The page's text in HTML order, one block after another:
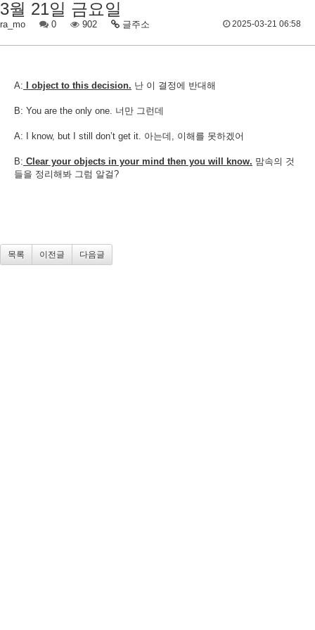
3월 21일 금요일
ra_mo 0 902 글주소 2025-03-21 06:58
A: I object to this decision. 난 이 결정에 반대해
B: You are the only one. 너만 그런데
A: I know, but I still don’t get it. 아는데, 이해를 못하겠어
B: Clear your objects in your mind then you will know. 맘속의 것
들을 정리해봐 그럼 알걸?​
목록 이전글 다음글